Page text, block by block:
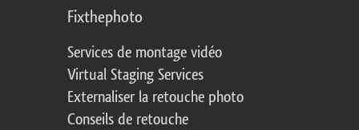
Fixthephoto
Services de montage vidéo
Virtual Staging Services
Externaliser la retouche photo
Conseils de retouche